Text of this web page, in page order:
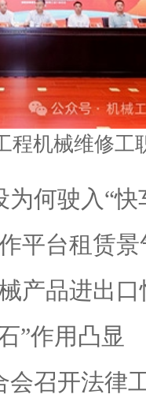
何驶入“快
平台租赁
产品进出
”作用凸显
会召开法律